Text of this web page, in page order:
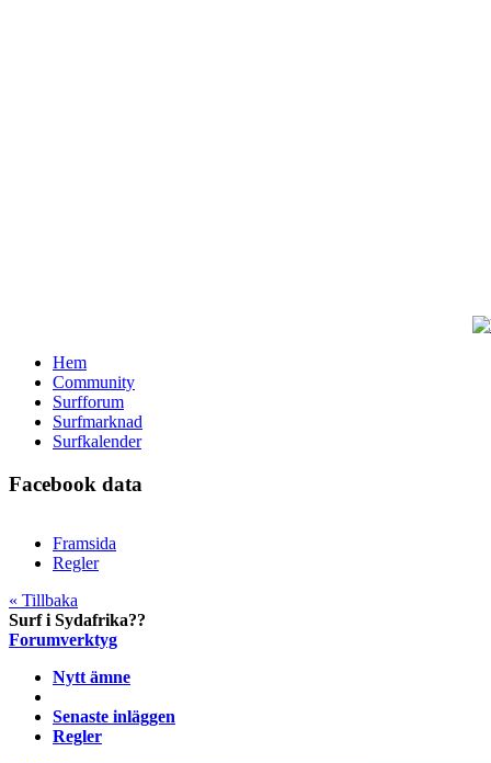
Hem
Community
Surfforum
Surfmarknad
Surfkalender
Facebook data
Framsida
Regler
« Tillbaka
Surf i Sydafrika??
Forumverktyg
Nytt ämne
Senaste inläggen
Regler